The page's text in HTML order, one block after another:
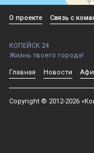
О проекте Связь с
КОПЕЙСК 24
Жизнь твоего города!
Главная Новости
Copyright © 2012-2026